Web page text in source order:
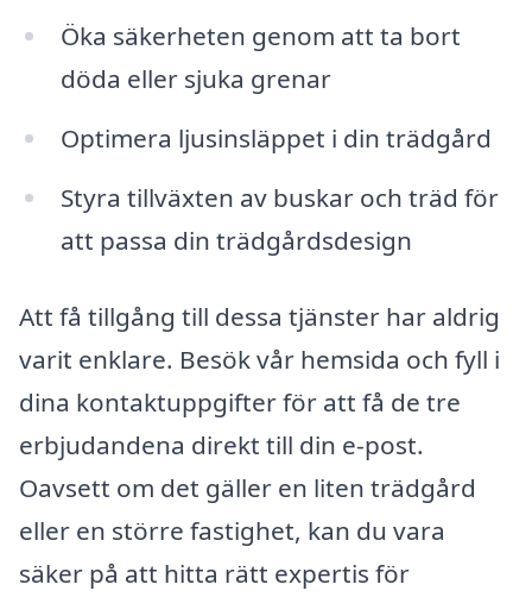
Öka säkerheten genom att ta bort
döda eller sjuka grenar
Optimera ljusinsläppet i din trädgård
Styra tillväxten av buskar och träd för
att passa din trädgårdsdesign
Att få tillgång till dessa tjänster har aldrig
varit enklare. Besök vår hemsida och fyll i
dina kontaktuppgifter för att få de tre
erbjudandena direkt till din e-post.
Oavsett om det gäller en liten trädgård
eller en större fastighet, kan du vara
säker på att hitta rätt expertis för